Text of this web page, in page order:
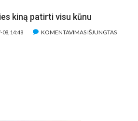
kiną patirti visu kūnu
08, 14:48 KOMENTAVIMAS IŠJUNGTASĮRAŠE